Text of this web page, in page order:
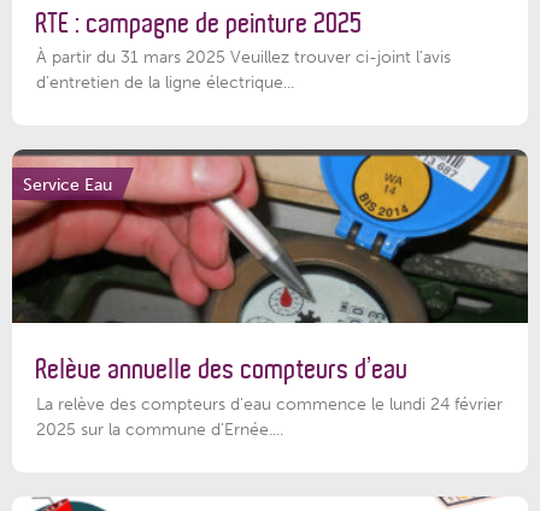
RTE : campagne de peinture 2025
À partir du 31 mars 2025 Veuillez trouver ci-joint l'avis
d'entretien de la ligne électrique...
Service Eau
Relève annuelle des compteurs d’eau
La relève des compteurs d'eau commence le lundi 24 février
2025 sur la commune d’Ernée....